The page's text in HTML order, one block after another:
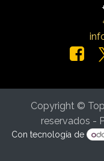
Copyright ©
reservados -
Con tecnología de